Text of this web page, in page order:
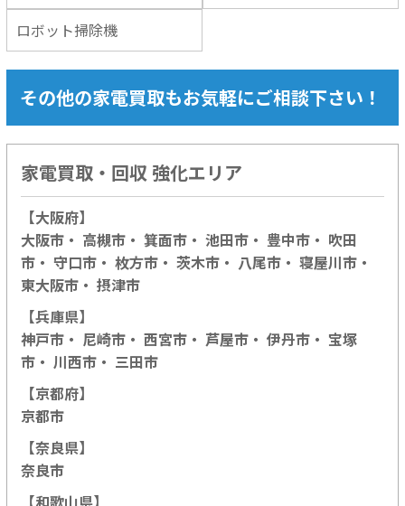
ロボット掃除機
その他の家電買取もお気軽にご相談下さい！
家電買取・回収 強化エリア
【大阪府】
大阪市・ 高槻市・ 箕面市・ 池田市・ 豊中市・ 吹田
市・ 守口市・ 枚方市・ 茨木市・ 八尾市・ 寝屋川市・
東大阪市・ 摂津市
【兵庫県】
神戸市・ 尼崎市・ 西宮市・ 芦屋市・ 伊丹市・ 宝塚
市・ 川西市・ 三田市
【京都府】
京都市
【奈良県】
奈良市
【和歌山県】